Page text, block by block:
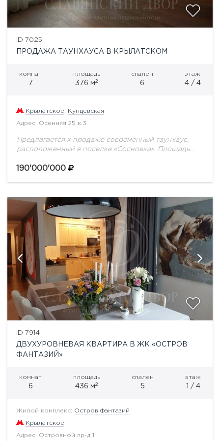
ID 7025
ПРОДАЖА ТАУНХАУСА В КРЫЛАТСКОМ
комнат
7
площадь
376 м2
спален
6
этаж
4 / 4
Крылатское Кунцевская
Адрес: Осенняя 25 к.3
Предлагается к продаже современный таунхаус,
расположенный в поселке «Сосновка». Площадь
классическом стиле из высококачественных
190'000'000
ID 7914
ДВУХУРОВНЕВАЯ КВАРТИРА В ЖК «ОСТРОВ
ФАНТАЗИЙ»
комнат
6
площадь
436 м2
спален
5
этаж
1 / 4
Жилой комплекс: Остров Фантазий
Крылатское
Адрес: Островной пр-д 1